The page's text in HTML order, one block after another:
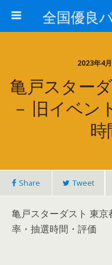
2023年4
亀戸スター
－ 旧イベン
Share Tweet
亀戸スターダスト 東
率・抽選時間・評価